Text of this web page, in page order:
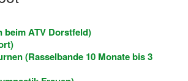
Schwimmen
beim ATV Dorstfeld)
(Rasselbande 10 Monate bis 3